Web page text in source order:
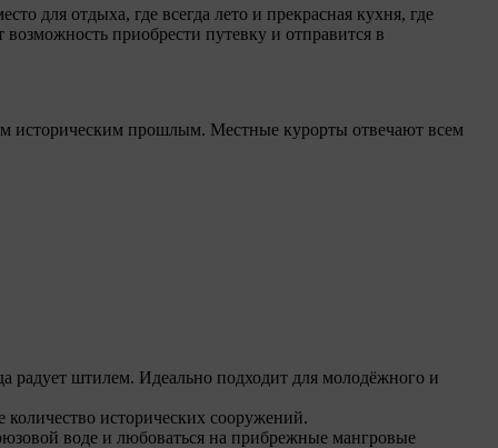
для отдыха, где всегда лето и прекрасная кухня, где
приобрести путевку и отправится в
историческим прошлым. Местные курорты отвечают всем
радует штилем. Идеально подходит для молодёжного и
исторических сооружений.
воде и любоваться на прибрежные мангровые